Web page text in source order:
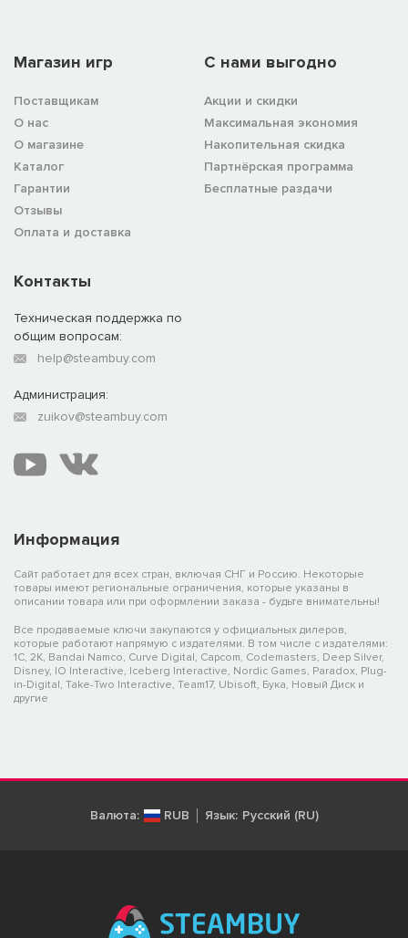
Магазин игр
Поставщикам
О нас
О магазине
Каталог
Гарантии
Отзывы
Оплата и доставка
C нами выгодно
Акции и скидки
Максимальная экономия
Накопительная скидка
Партнёрская программа
Бесплатные раздачи
Информация
Сайт работает для всех стран, включая СНГ и Россию. Некоторые
товары имеют региональные ограничения, которые указаны в
описании товара или при оформлении заказа - будьте внимательны!
Все продаваемые ключи закупаются у официальных дилеров,
которые работают напрямую с издателями. В том числе с издателями:
1C, 2K, Bandai Namco, Curve Digital, Capcom, Codemasters, Deep Silver,
Disney, IO Interactive, Iceberg Interactive, Nordic Games, Paradox, Plug-
in-Digital, Take-Two Interactive, Team17, Ubisoft, Бука, Новый Диск и
другие
Контакты
Техническая поддержка по
общим вопросам:
help@steambuy.com
Администрация:
zuikov@steambuy.com
Валюта: RUB Язык: Русский (RU)